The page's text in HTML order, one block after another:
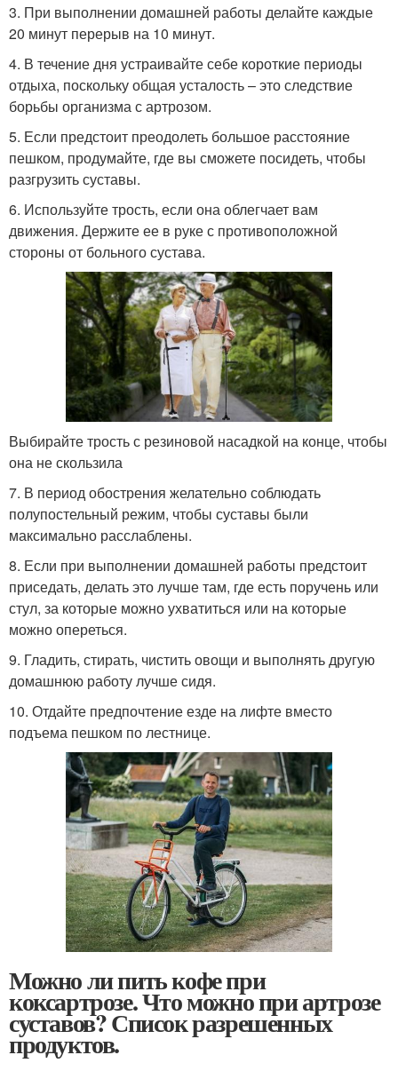
3. При выполнении домашней работы делайте каждые
20 минут перерыв на 10 минут.
4. В течение дня устраивайте себе короткие периоды
отдыха, поскольку общая усталость – это следствие
борьбы организма с артрозом.
5. Если предстоит преодолеть большое расстояние
пешком, продумайте, где вы сможете посидеть, чтобы
разгрузить суставы.
6. Используйте трость, если она облегчает вам
движения. Держите ее в руке с противоположной
стороны от больного сустава.
Выбирайте трость с резиновой насадкой на конце, чтобы
она не скользила
7. В период обострения желательно соблюдать
полупостельный режим, чтобы суставы были
максимально расслаблены.
8. Если при выполнении домашней работы предстоит
приседать, делать это лучше там, где есть поручень или
стул, за которые можно ухватиться или на которые
можно опереться.
9. Гладить, стирать, чистить овощи и выполнять другую
домашнюю работу лучше сидя.
10. Отдайте предпочтение езде на лифте вместо
подъема пешком по лестнице.
Можно ли пить кофе при
коксартрозе. Что можно при артрозе
суставов? Список разрешенных
продуктов.